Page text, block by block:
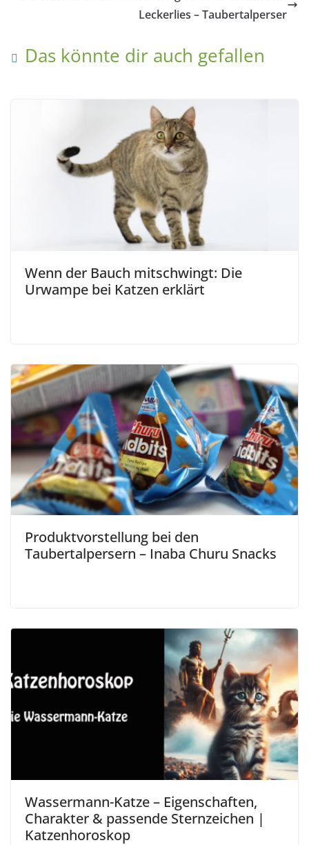
Leckerlies – Taubertalperser
Das könnte dir auch gefallen
Wenn der Bauch mitschwingt: Die
Urwampe bei Katzen erklärt
Produktvorstellung bei den
Taubertalpersern – Inaba Churu Snacks
Wassermann-Katze – Eigenschaften,
Charakter & passende Sternzeichen |
Katzenhoroskop